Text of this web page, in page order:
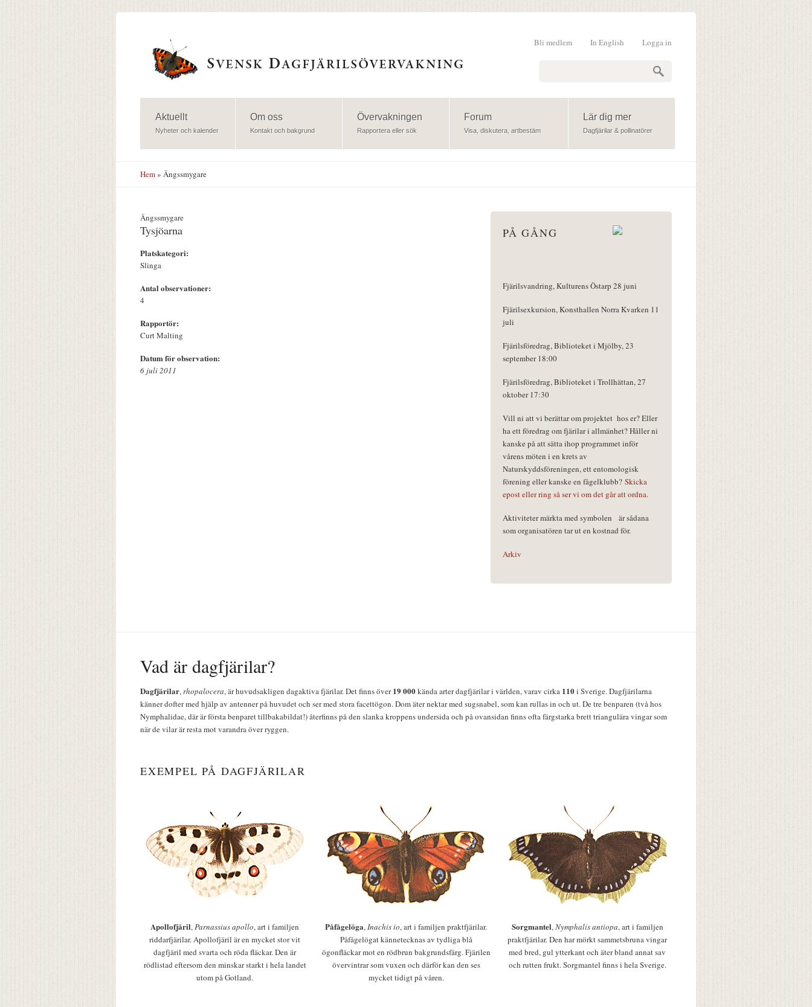
Logga in
In English
Bli medlem
Aktuellt
Nyheter och kalender
Om oss
Kontakt och bakgrund
Övervakningen
Rapportera eller sök
Forum
Visa, diskutera, artbestäm
Lär dig mer
Dagfjärilar & pollinatörer
Hem» Ängssmygare
Ängssmygare
Tysjöarna
Platskategori:
Slinga
Antal observationer:
4
Rapportör:
Curt Malting
Datum för observation:
6 juli 2011
PÅ GÅNG
Fjärilsvandring, Kulturens Östarp 28 juni
Fjärilsexkursion, Konsthallen Norra Kvarken 11
juli
Fjärilsföredrag, Biblioteket i Mjölby, 23
september 18:00
Fjärilsföredrag, Biblioteket i Trollhättan, 27
oktober 17:30
Vill ni att vi berättar om projektet hos er? Eller
ha ett föredrag om fjärilar i allmänhet? Håller ni
kanske på att sätta ihop programmet inför
vårens möten i en krets av
Naturskyddsföreningen, ett entomologisk
förening eller kanske en fågelklubb? Skicka
epost eller ring så ser vi om det går att ordna.
Aktiviteter märkta med symbolen
är sådana
som organisatören tar ut en kostnad för.
Arkiv
Vad är dagfjärilar?
Dagfjärilar,rhopalocera, är huvudsakligen dagaktiva fjärilar. Det finns över19 000kända arter dagfjärilar i världen, varav cirka 110i Sverige. Dagfjärilarna
känner dofter med hjälp av antenner på huvudet och ser med stora facettögon. Dom äter nektar med sugsnabel, som kan rullas in och ut. De tre benparen (två hos
Nymphalidae, där är första benparet tillbakabildat!) återfinns på den slanka kroppens undersida och på ovansidan finns ofta färgstarka brett triangulära vingar som
när de vilar är resta mot varandra över ryggen.
EXEMPEL PÅ DAGFJÄRILAR
Apollofjäril,Parnassius apollo, art i familjen
riddarfjärilar. Apollofjäril är en mycket stor vit
dagfjäril med svarta och röda fläckar. Den är
rödlistad eftersom den minskar starkt i hela landet
utom på Gotland.
Påfågelöga,Inachis io, art i familjen praktfjärilar.
Påfågelögat kännetecknas av tydliga blå
ögonfläckar mot en rödbrun bakgrundsfärg. Fjärilen
övervintrar som vuxen och därför kan den ses
mycket tidigt på våren.
Sorgmantel,Nymphalis antiopa, art i familjen
praktfjärilar. Den har mörkt sammetsbruna vingar
med bred, gul ytterkant och äter bland annat sav
och rutten frukt. Sorgmantel finns i hela Sverige.